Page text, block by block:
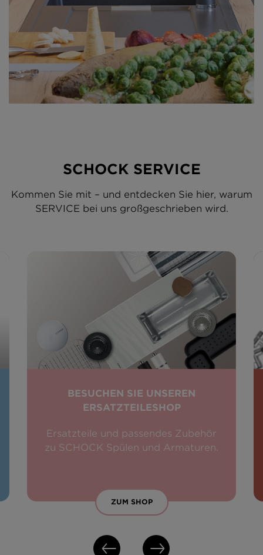
SCHOCK SERVICE
Kommen Sie mit – und entdecken Sie hier, warum
SERVICE bei uns großgeschrieben wird.
BESUCHEN SIE UNSEREN
ERSATZTEILESHOP
Ersatzteile und passendes Zubehör
zu SCHOCK Spülen und Armaturen.
ZUM SHOP